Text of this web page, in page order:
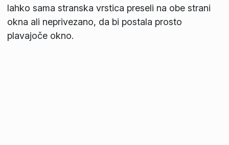
lahko sama stranska vrstica preseli na obe strani
okna ali neprivezano, da bi postala prosto
plavajoče okno.